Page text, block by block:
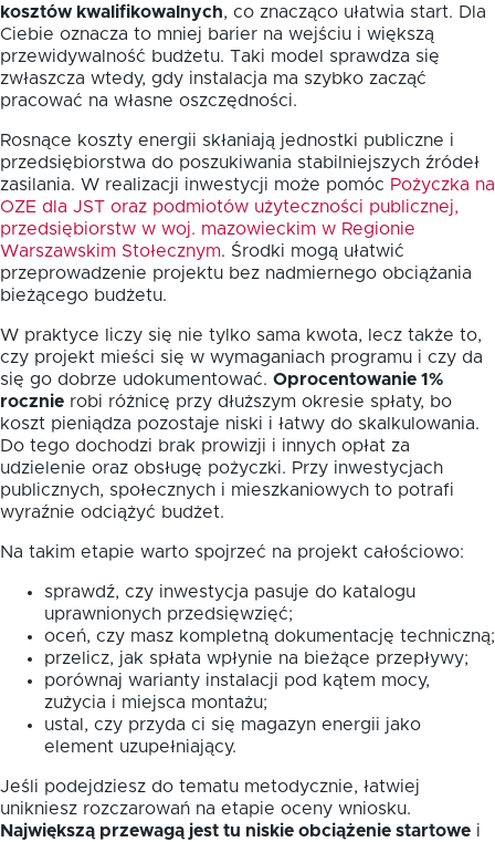
kosztów kwalifikowalnych, co znacząco ułatwia start. Dla
Ciebie oznacza to mniej barier na wejściu i większą
przewidywalność budżetu. Taki model sprawdza się
zwłaszcza wtedy, gdy instalacja ma szybko zacząć
pracować na własne oszczędności.
Rosnące koszty energii skłaniają jednostki publiczne i
przedsiębiorstwa do poszukiwania stabilniejszych źródeł
zasilania. W realizacji inwestycji może pomóc Pożyczka na
OZE dla JST oraz podmiotów użyteczności publicznej,
przedsiębiorstw w woj. mazowieckim w Regionie
Warszawskim Stołecznym. Środki mogą ułatwić
przeprowadzenie projektu bez nadmiernego obciążania
bieżącego budżetu.
W praktyce liczy się nie tylko sama kwota, lecz także to,
czy projekt mieści się w wymaganiach programu i czy da
się go dobrze udokumentować. Oprocentowanie 1%
rocznie robi różnicę przy dłuższym okresie spłaty, bo
koszt pieniądza pozostaje niski i łatwy do skalkulowania.
Do tego dochodzi brak prowizji i innych opłat za
udzielenie oraz obsługę pożyczki. Przy inwestycjach
publicznych, społecznych i mieszkaniowych to potrafi
wyraźnie odciążyć budżet.
Na takim etapie warto spojrzeć na projekt całościowo:
sprawdź, czy inwestycja pasuje do katalogu
uprawnionych przedsięwzięć;
oceń, czy masz kompletną dokumentację techniczną;
przelicz, jak spłata wpłynie na bieżące przepływy;
porównaj warianty instalacji pod kątem mocy,
zużycia i miejsca montażu;
ustal, czy przyda ci się magazyn energii jako
element uzupełniający.
Jeśli podejdziesz do tematu metodycznie, łatwiej
unikniesz rozczarowań na etapie oceny wniosku.
Największą przewagą jest tu niskie obciążenie startowe i